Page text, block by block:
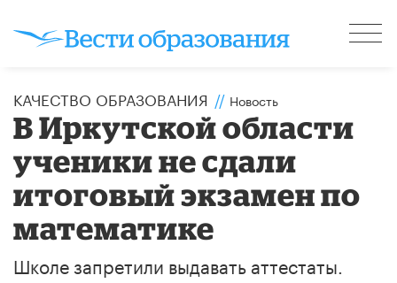
КАЧЕСТВО ОБРАЗОВАНИЯ // Новость
В Иркутской области
ученики не сдали
итоговый экзамен по
математике
Школе запретили выдавать аттестаты.